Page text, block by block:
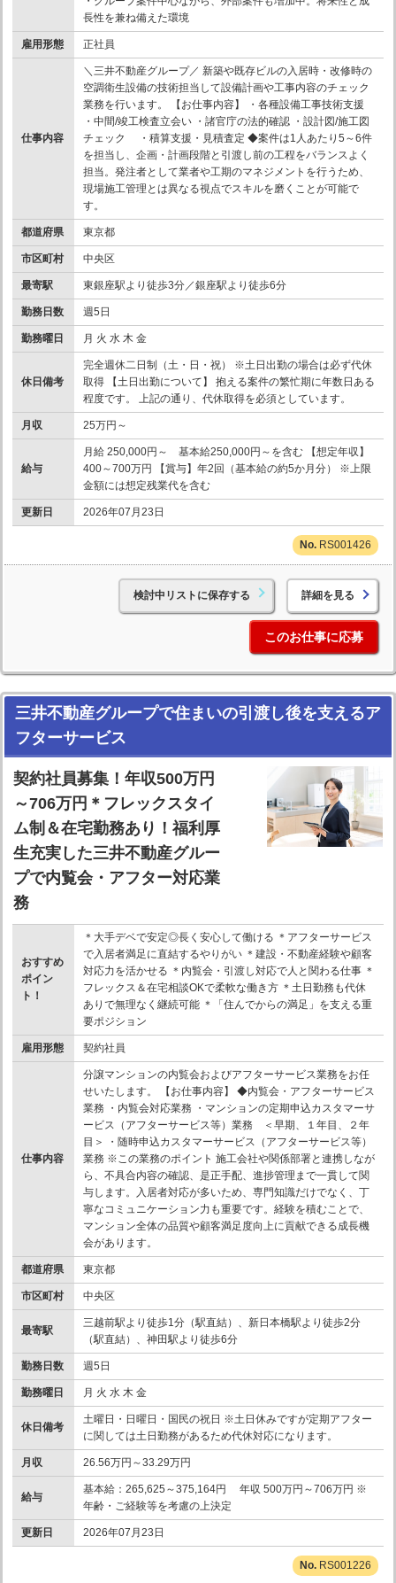
長性を兼ね備えた環境
雇用形態 正社員
仕事内容
＼三井不動産グループ／ 新築や既存ビルの入居時・改修時の
空調衛生設備の技術担当して設備計画や工事内容のチェック
業務を行います。 【お仕事内容】 ・各種設備工事技術支援
・中間/竣工検査立会い ・諸官庁の法的確認 ・設計図/施工図
チェック ・積算支援・見積査定 ◆案件は1人あたり5～6件
を担当し、企画・計画段階と引渡し前の工程をバランスよく
担当。発注者として業者や工期のマネジメントを行うため、
現場施工管理とは異なる視点でスキルを磨くことが可能で
す。
都道府県 東京都
市区町村 中央区
最寄駅 東銀座駅より徒歩3分／銀座駅より徒歩6分
勤務日数 週5日
勤務曜日 月 火 水 木 金
休日備考
完全週休二日制（土・日・祝） ※土日出勤の場合は必ず代休
取得 【土日出勤について】 抱える案件の繁忙期に年数日ある
程度です。 上記の通り、代休取得を必須としています。
月収 25万円～
給与
月給 250,000円～ 基本給250,000円～を含む 【想定年収】
400～700万円 【賞与】年2回（基本給の約5か月分） ※上限
金額には想定残業代を含む
更新日 2026年07月23日
RS001426
検討中リストに保存する 詳細を見る
このお仕事に応募
三井不動産グループで住まいの引渡し後を支えるア
フターサービス
契約社員募集！年収500万円
～706万円＊フレックスタイ
ム制＆在宅勤務あり！福利厚
生充実した三井不動産グルー
プで内覧会・アフター対応業
務
おすすめ
ポイン
ト！
＊大手デベで安定◎長く安心して働ける ＊アフターサービス
で入居者満足に直結するやりがい ＊建設・不動産経験や顧客
対応力を活かせる ＊内覧会・引渡し対応で人と関わる仕事 ＊
フレックス＆在宅相談OKで柔軟な働き方 ＊土日勤務も代休
ありで無理なく継続可能 ＊「住んでからの満足」を支える重
要ポジション
雇用形態 契約社員
仕事内容
分譲マンションの内覧会およびアフターサービス業務をお任
せいたします。 【お仕事内容】 ◆内覧会・アフターサービス
業務 ・内覧会対応業務 ・マンションの定期申込カスタマーサ
ービス（アフターサービス等）業務 ＜早期、１年目、２年
目＞ ・随時申込カスタマーサービス（アフターサービス等）
業務 ※この業務のポイント 施工会社や関係部署と連携しなが
ら、不具合内容の確認、是正手配、進捗管理まで一貫して関
与します。入居者対応が多いため、専門知識だけでなく、丁
寧なコミュニケーション力も重要です。経験を積むことで、
マンション全体の品質や顧客満足度向上に貢献できる成長機
会があります。
都道府県 東京都
市区町村 中央区
最寄駅
三越前駅より徒歩1分（駅直結）、新日本橋駅より徒歩2分
（駅直結）、神田駅より徒歩6分
勤務日数 週5日
勤務曜日 月 火 水 木 金
休日備考
土曜日・日曜日・国民の祝日 ※土日休みですが定期アフター
に関しては土日勤務があるため代休対応になります。
月収 26.56万円～33.29万円
給与
基本給：265,625～375,164円 年収 500万円～706万円 ※
年齢・ご経験等を考慮の上決定
更新日 2026年07月23日
RS001226